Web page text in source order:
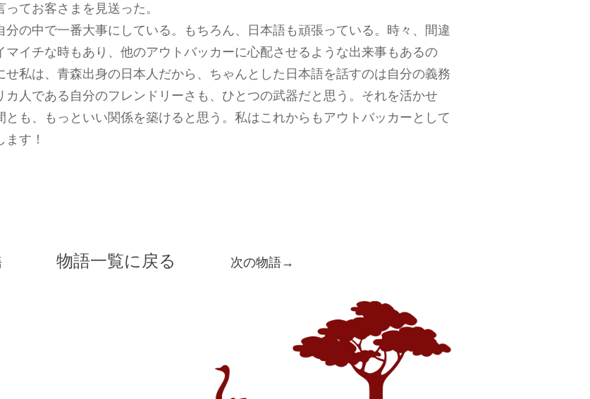
てお客さまを見送った。
の中で一番大事にしている。もちろん、日本語も頑張っている。時々、間違
イチな時もあり、他のアウトバッカーに心配させるような出来事もあるの
私は、青森出身の日本人だから、ちゃんとした日本語を話すのは自分の義務
人である自分のフレンドリーさも、ひとつの武器だと思う。それを活かせ
も、もっといい関係を築けると思う。私はこれからもアウトバッカーとして
す！
物語一覧に戻る 次の物語→